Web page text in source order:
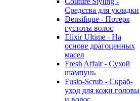
Средства для укладки
Densifique - Потеря
густоты волос
Elixir Ultime - На
основе драгоценных
масел
Fresh Affair - Сухой
шампунь
Fusio-Scrub - Скраб-
уход для кожи головы
и волос